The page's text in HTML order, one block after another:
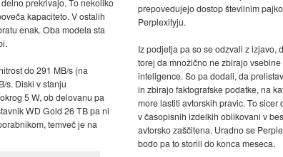
kapaciteto. V ostalih
enak. Oba modela sta
do 291 MB/s (na
s. Diski v stanju
5 W, ob delovanu pa
WD Gold 26 TB pa ni
temveč je na
prepovedujejo dostop številnim
Perplexityju.
Iz podjetja pa so se odzvali z izjavo,
torej da množično ne zbirajo
inteligence. So pa dodali, da
in zbirajo faktografske podatke, na
more lastiti avtorskih pravic. To sicer
v časopisnih izdelkih oblikovani v
avtorsko zaščitena. Uradno se
bodo pa to storili do konca meseca.